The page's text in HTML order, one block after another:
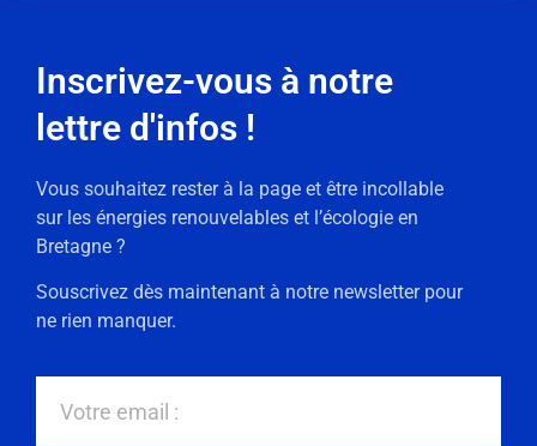
Inscrivez-vous à notre
lettre d'infos !
Vous souhaitez rester à la page et être incollable
sur les énergies renouvelables et l’écologie en
Bretagne ?
Souscrivez dès maintenant à notre newsletter pour
ne rien manquer.